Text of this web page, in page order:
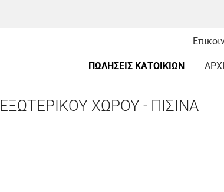
ΠΩΛΗΣΕΙΣ ΚΑΤΟΙΚΙΩΝ
ΕΞΩΤΕΡΙΚΟΥ ΧΩΡΟΥ - ΠΙΣΙΝΑ